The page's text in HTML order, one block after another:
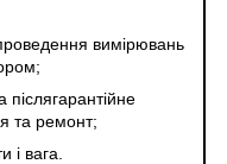
вимірювань
післягарантійне
та ремонт;
і вага.